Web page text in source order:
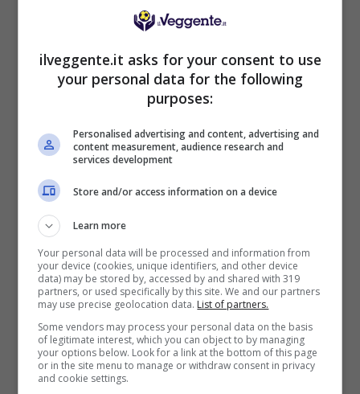
HAUGESUND 2 14 28:35
ODDS BALLKLUBB 2 14 22:35 -13
14
Articoli Recenti
Telegram del Veggente:
pronostici esclusivi e in
tempo reale su
marcatori, ammoniti, tiri
in porta e tanto altro!
ilveggente.it asks for your consent to use
your personal data for the following
purposes:
Personalised advertising and content, advertising and
content measurement, audience research and
services development
Store and/or access information on a device
Learn more
Your personal data will be processed and information from
your device (cookies, unique identifiers, and other device
data) may be stored by, accessed by and shared with 319
partners, or used specifically by this site. We and our partners
may use precise geolocation data. List of partners.
Some vendors may process your personal data on the basis
of legitimate interest, which you can object to by managing
your options below. Look for a link at the bottom of this page
or in the site menu to manage or withdraw consent in privacy
and cookie settings.